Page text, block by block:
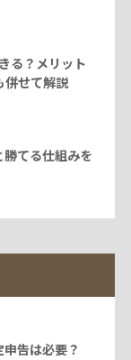
る？メリット
併せて解説
てる仕組みを
告は必要？